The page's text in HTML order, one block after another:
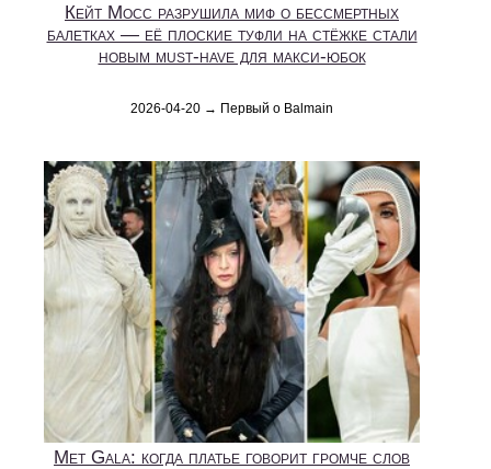
Кейт Мосс разрушила миф о бессмертных
балетках — её плоские туфли на стёжке стали
новым must-have для макси-юбок
2026-04-20 → Первый о Balmain
Met Gala: когда платье говорит громче слов